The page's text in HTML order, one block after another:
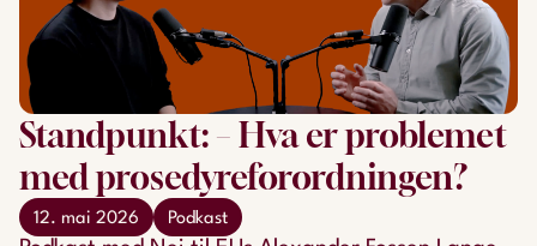
Standpunkt: – Hva er problemet
med prosedyreforordningen?
12. mai 2026 Podkast